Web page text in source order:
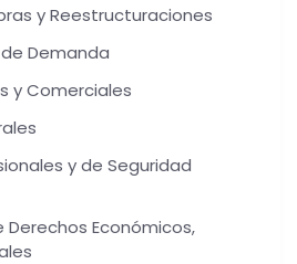
y Reestructuraciones
Demanda
y Comerciales
y de Seguridad
Económicos,